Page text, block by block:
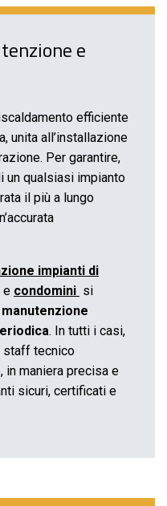
e
efficiente
unita all’installazione
Per garantire,
un qualsiasi impianto
il più a lungo
impianti di
e condomini si
. In tutti i casi,
staff tecnico
maniera precisa e
sicuri, certificati e